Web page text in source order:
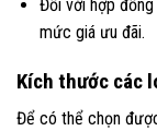
Đối với hợp
mức giá ưu đãi.
Kích thước các
Để có thể chọn